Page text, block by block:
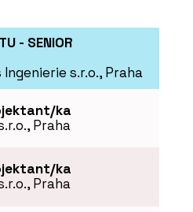
- SENIOR
s.r.o., Praha
ka
Praha
ka
Praha